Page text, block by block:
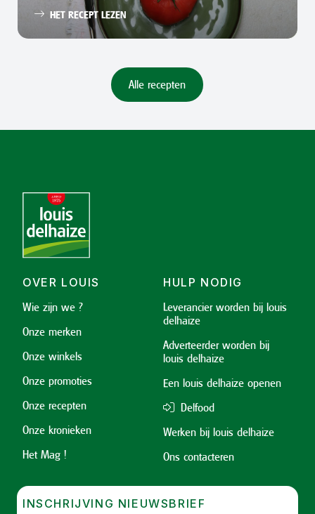
HET RECEPT LEZEN
Alle recepten
OVER LOUIS
Wie zijn we ?
Onze merken
Onze winkels
Onze promoties
Onze recepten
Onze kronieken
Het Mag !
HULP NODIG
Leverancier worden bij louis
delhaize
Adverteerder worden bij
louis delhaize
Een louis delhaize openen
Delfood
Werken bij louis delhaize
Ons contacteren
INSCHRIJVING NIEUWSBRIEF